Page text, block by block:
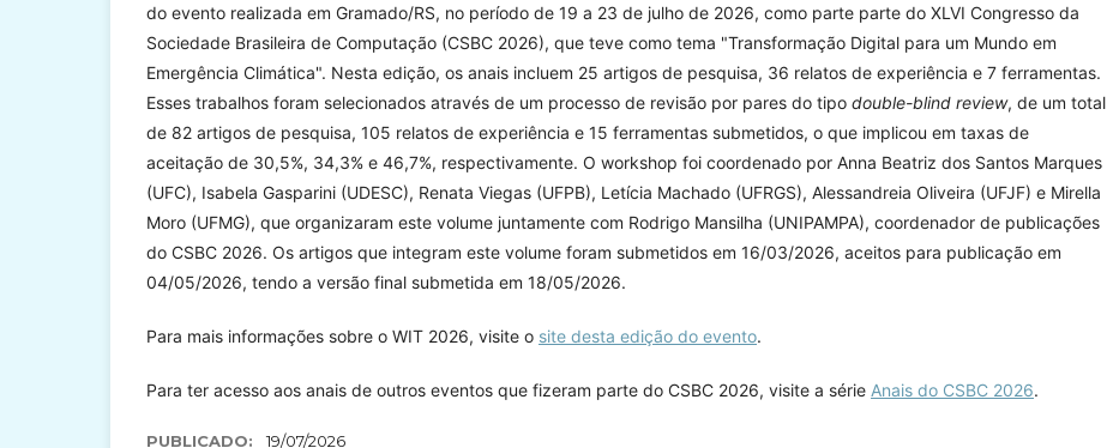
do evento realizada em Gramado/RS, no período de 19 a 23 de julho de 2026, como parte parte do XLVI Congresso da
Sociedade Brasileira de Computação (CSBC 2026), que teve como tema "Transformação Digital para um Mundo em
Emergência Climática". Nesta edição, os anais incluem 25 artigos de pesquisa, 36 relatos de experiência e 7 ferramentas.
Esses trabalhos foram selecionados através de um processo de revisão por pares do tipo double-blind review, de um total
de 82 artigos de pesquisa, 105 relatos de experiência e 15 ferramentas submetidos, o que implicou em taxas de
aceitação de 30,5%, 34,3% e 46,7%, respectivamente. O workshop foi coordenado por Anna Beatriz dos Santos Marques
(UFC), Isabela Gasparini (UDESC), Renata Viegas (UFPB), Letícia Machado (UFRGS), Alessandreia Oliveira (UFJF) e Mirella
Moro (UFMG), que organizaram este volume juntamente com Rodrigo Mansilha (UNIPAMPA), coordenador de publicações
do CSBC 2026. Os artigos que integram este volume foram submetidos em 16/03/2026, aceitos para publicação em
04/05/2026, tendo a versão final submetida em 18/05/2026.
Para mais informações sobre o WIT 2026, visite o site desta edição do evento.
Para ter acesso aos anais de outros eventos que fizeram parte do CSBC 2026, visite a série Anais do CSBC 2026.
PUBLICADO: 19/07/2026